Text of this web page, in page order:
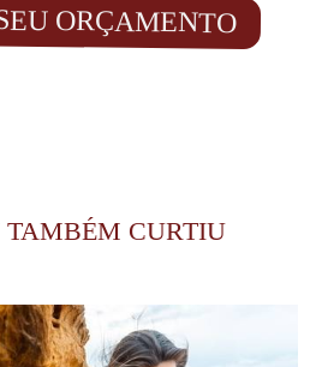
ORÇAMENTO
CURTIU